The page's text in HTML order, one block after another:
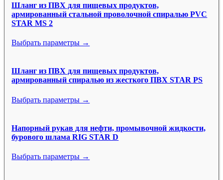
Шланг из ПВХ для пищевых продуктов,
армированный стальной проволочной спиралью PVC
STAR MS 2
Выбрать параметры →
Шланг из ПВХ для пищевых продуктов,
армированный спиралью из жесткого ПВХ STAR PS
Выбрать параметры →
Напорный рукав для нефти, промывочной жидкости,
бурового шлама RIG STAR D
Выбрать параметры →